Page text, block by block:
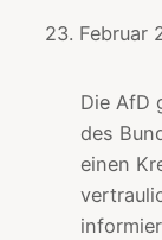
23. Februar
Die AfD
des
einen